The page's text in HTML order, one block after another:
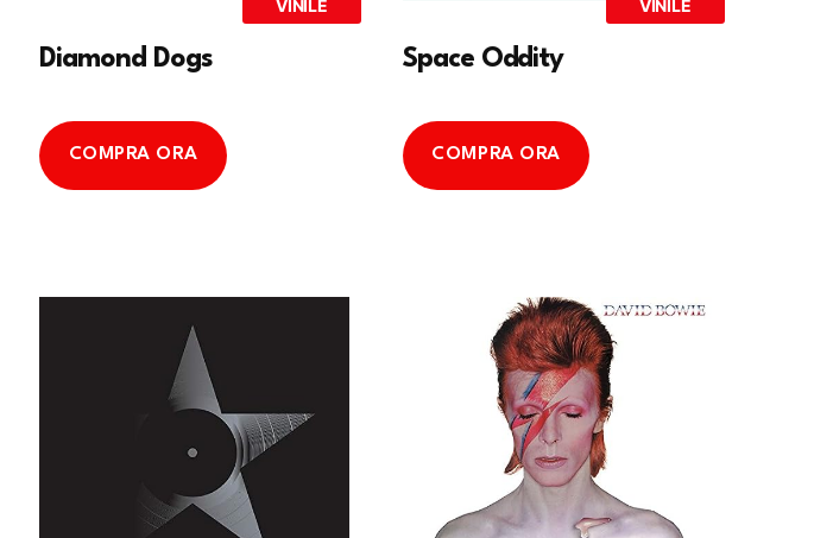
VINILE
Diamond Dogs
COMPRA ORA
VINILE
Space Oddity
COMPRA ORA